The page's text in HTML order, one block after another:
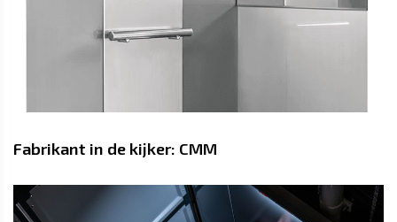
Fabrikant in de kijker: CMM